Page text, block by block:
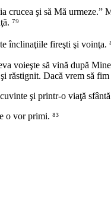
şi să Mă
⁷⁹
înclinaţiile fireşti şi voinţa.
să vină după
Dacă vrem să
şi printr-o viaţă
o vor primi. ⁸³